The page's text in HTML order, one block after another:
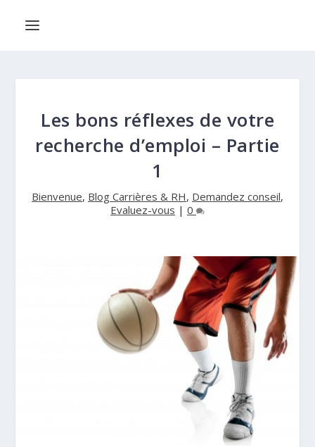
Les bons réflexes de votre
recherche d’emploi – Partie
1
Bienvenue, Blog Carrières & RH, Demandez conseil,
Evaluez-vous | 0